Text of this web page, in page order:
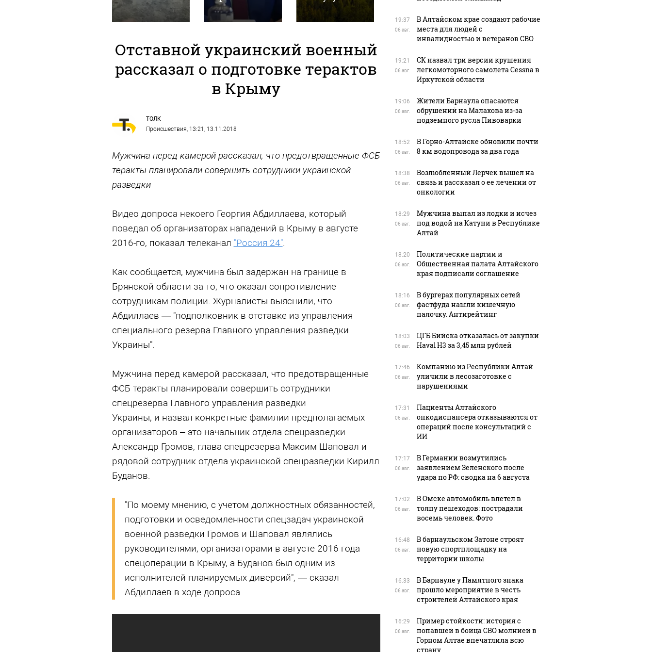
Отставной украинский военный
рассказал о подготовке терактов
в Крыму
ТОЛК
Происшествия, 13:21, 13.11.2018
Мужчина перед камерой рассказал, что предотвращенные ФСБ
теракты планировали совершить сотрудники украинской
разведки
Видео допроса некоего Георгия Абдиллаева, который
поведал об организаторах нападений в Крыму в августе
2016-го, показал телеканал "Россия 24".
Как сообщается, мужчина был задержан на границе в
Брянской области за то, что оказал сопротивление
сотрудникам полиции. Журналисты выяснили, что
Абдиллаев — "подполковник в отставке из управления
специального резерва Главного управления разведки
Украины".
Мужчина перед камерой рассказал, что предотвращенные
ФСБ теракты планировали совершить сотрудники
спецрезерва Главного управления разведки
Украины, и назвал конкретные фамилии предполагаемых
организаторов – это начальник отдела спецразведки
Александр Громов, глава спецрезерва Максим Шаповал и
рядовой сотрудник отдела украинской спецразведки Кирилл
Буданов.
"По моему мнению, с учетом должностных обязанностей,
подготовки и осведомленности спецзадач украинской
военной разведки Громов и Шаповал являлись
руководителями, организаторами в августе 2016 года
спецоперации в Крыму, а Буданов был одним из
исполнителей планируемых диверсий", — сказал
Абдиллаев в ходе допроса.
19:37
06 авг.
В Алтайском крае создают рабочие
места для людей с
инвалидностью и ветеранов СВО
19:21
06 авг.
СК назвал три версии крушения
легкомоторного самолета Cessna в
Иркутской области
19:06
06 авг.
Жители Барнаула опасаются
обрушений на Малахова из-за
подземного русла Пивоварки
18:52
06 авг.
В Горно-Алтайске обновили почти
8 км водопровода за два года
18:38
06 авг.
Возлюбленный Лерчек вышел на
связь и рассказал о ее лечении от
онкологии
18:29
06 авг.
Мужчина выпал из лодки и исчез
под водой на Катуни в Республике
Алтай
18:20
06 авг.
Политические партии и
Общественная палата Алтайского
края подписали соглашение
18:16
06 авг.
В бургерах популярных сетей
фастфуда нашли кишечную
палочку. Антирейтинг
18:03
06 авг.
ЦГБ Бийска отказалась от закупки
Haval H3 за 3,45 млн рублей
17:46
06 авг.
Компанию из Республики Алтай
уличили в лесозаготовке с
нарушениями
17:31
06 авг.
Пациенты Алтайского
онкодиспансера отказываются от
операций после консультаций с
ИИ
17:17
06 авг.
В Германии возмутились
заявлением Зеленского после
удара по РФ: сводка на 6 августа
17:02
06 авг.
В Омске автомобиль влетел в
толпу пешеходов: пострадали
восемь человек. Фото
16:48
06 авг.
В барнаульском Затоне строят
новую спортплощадку на
территории школы
16:33
06 авг.
В Барнауле у Памятного знака
прошло мероприятие в честь
строителей Алтайского края
16:29
06 авг.
Пример стойкости: история с
попавшей в бойца СВО молнией в
Горном Алтае впечатлила всю
страну